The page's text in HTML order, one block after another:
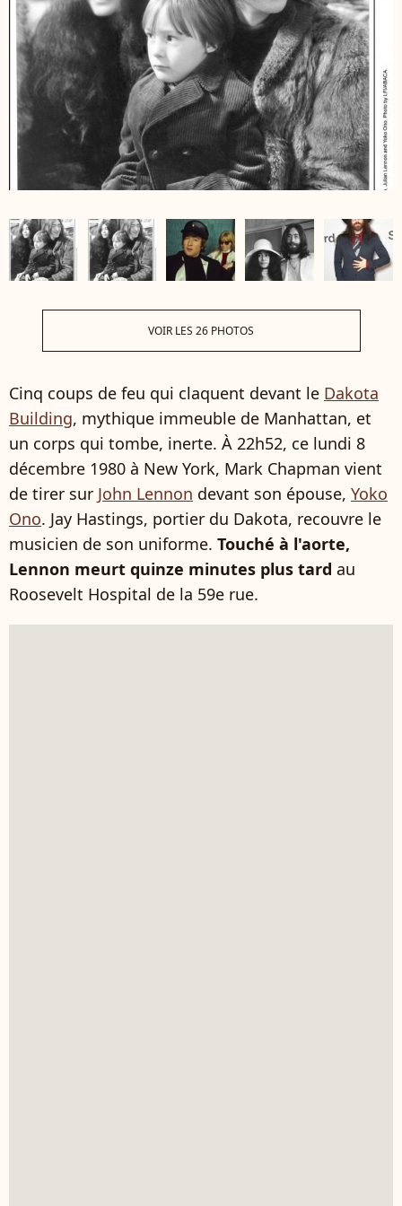
VOIR LES 26 PHOTOS
Cinq coups de feu qui claquent devant le Dakota
Building, mythique immeuble de Manhattan, et
un corps qui tombe, inerte. À 22h52, ce lundi 8
décembre 1980 à New York, Mark Chapman vient
de tirer sur John Lennon devant son épouse, Yoko
Ono. Jay Hastings, portier du Dakota, recouvre le
musicien de son uniforme. Touché à l'aorte,
Lennon meurt quinze minutes plus tard au
Roosevelt Hospital de la 59e rue.